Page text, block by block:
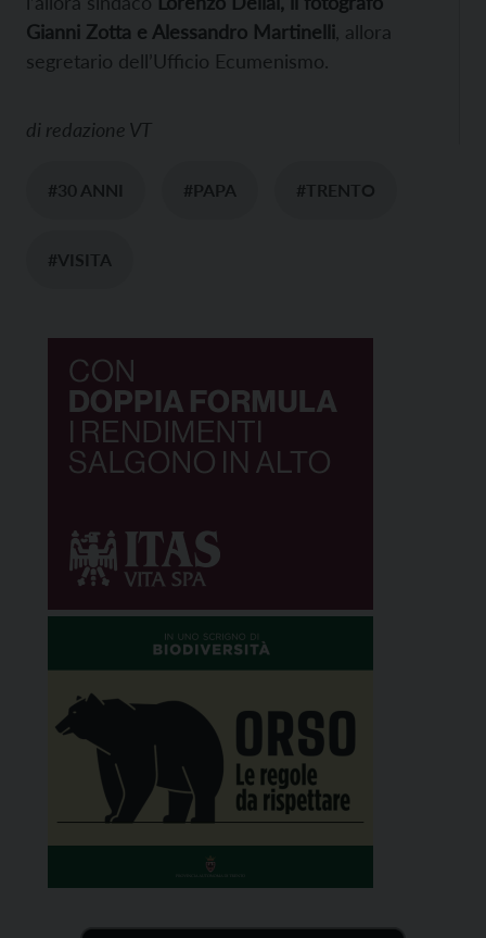
Gianni Zotta e Alessandro Martinelli, allora
segretario dell’Ufficio Ecumenismo.
di redazione VT
#30 ANNI #PAPA #TRENTO
#VISITA